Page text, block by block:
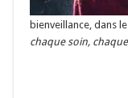
bienveillance, dans
chaque soin,